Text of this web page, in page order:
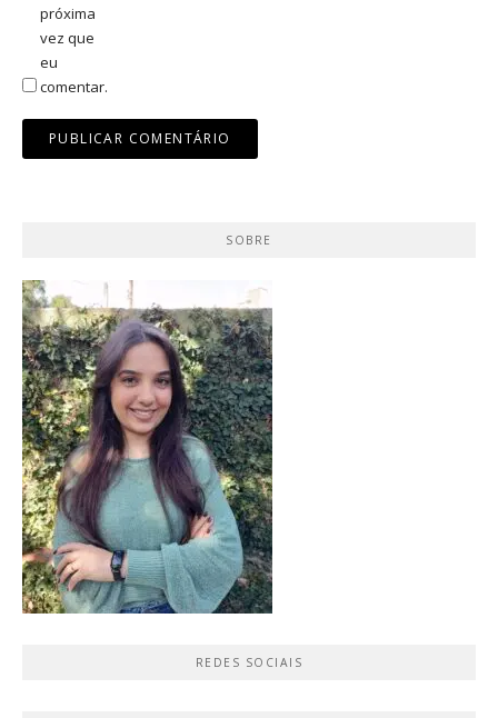
próxima
vez que
eu
comentar.
SOBRE
REDES SOCIAIS